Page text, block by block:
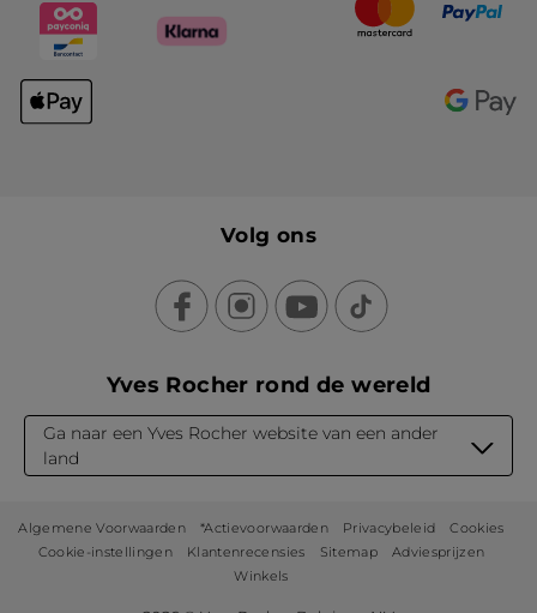
Volg ons
Yves Rocher rond de wereld
Ga naar een Yves Rocher website van een ander
land
Algemene Voorwaarden *Actievoorwaarden Privacybeleid
Cookies
Cookie-instellingen
Klantenrecensies Sitemap
Adviesprijzen
Winkels